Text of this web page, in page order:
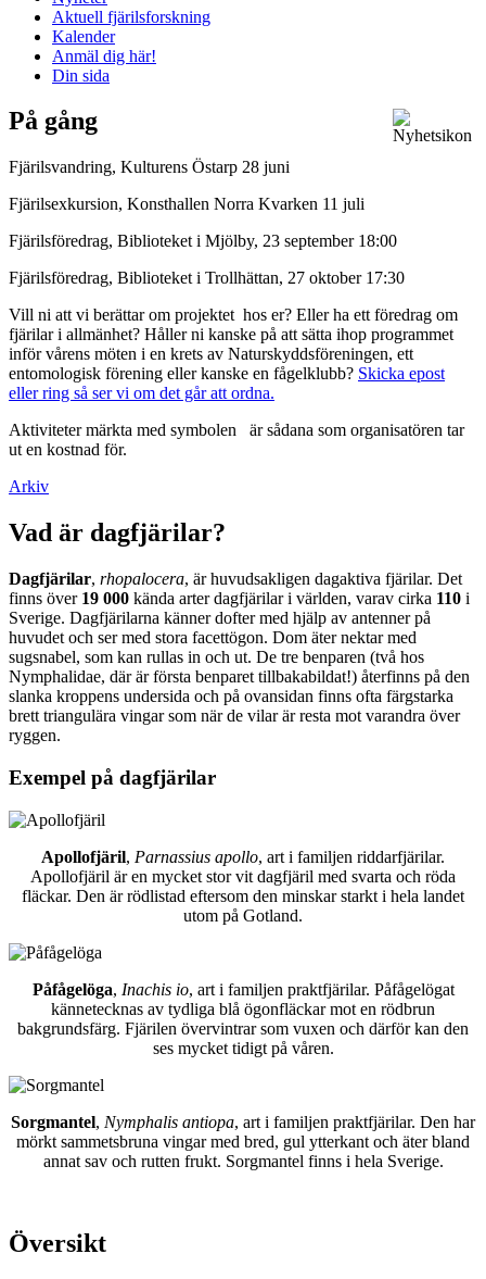
Aktuell fjärilsforskning
Kalender
Anmäl dig här!
Din sida
På gång
Fjärilsvandring, Kulturens Östarp 28 juni
Fjärilsexkursion, Konsthallen Norra Kvarken 11 juli
Fjärilsföredrag, Biblioteket i Mjölby, 23 september 18:00
Fjärilsföredrag, Biblioteket i Trollhättan, 27 oktober 17:30
Vill ni att vi berättar om projektet hos er? Eller ha ett föredrag om
fjärilar i allmänhet? Håller ni kanske på att sätta ihop programmet
inför vårens möten i en krets av Naturskyddsföreningen, ett
entomologisk förening eller kanske en fågelklubb? Skicka epost
eller ring så ser vi om det går att ordna.
Aktiviteter märkta med symbolen
är sådana som organisatören tar
ut en kostnad för.
Arkiv
Vad är dagfjärilar?
Dagfjärilar, rhopalocera, är huvudsakligen dagaktiva fjärilar. Det
finns över 19 000 kända arter dagfjärilar i världen, varav cirka 110 i
Sverige. Dagfjärilarna känner dofter med hjälp av antenner på
huvudet och ser med stora facettögon. Dom äter nektar med
sugsnabel, som kan rullas in och ut. De tre benparen (två hos
Nymphalidae, där är första benparet tillbakabildat!) återfinns på den
slanka kroppens undersida och på ovansidan finns ofta färgstarka
brett triangulära vingar som när de vilar är resta mot varandra över
ryggen.
Exempel på dagfjärilar
Apollofjäril, Parnassius apollo, art i familjen riddarfjärilar.
Apollofjäril är en mycket stor vit dagfjäril med svarta och röda
fläckar. Den är rödlistad eftersom den minskar starkt i hela landet
utom på Gotland.
Påfågelöga, Inachis io, art i familjen praktfjärilar. Påfågelögat
kännetecknas av tydliga blå ögonfläckar mot en rödbrun
bakgrundsfärg. Fjärilen övervintrar som vuxen och därför kan den
ses mycket tidigt på våren.
Sorgmantel, Nymphalis antiopa, art i familjen praktfjärilar. Den har
mörkt sammetsbruna vingar med bred, gul ytterkant och äter bland
annat sav och rutten frukt. Sorgmantel finns i hela Sverige.
Översikt